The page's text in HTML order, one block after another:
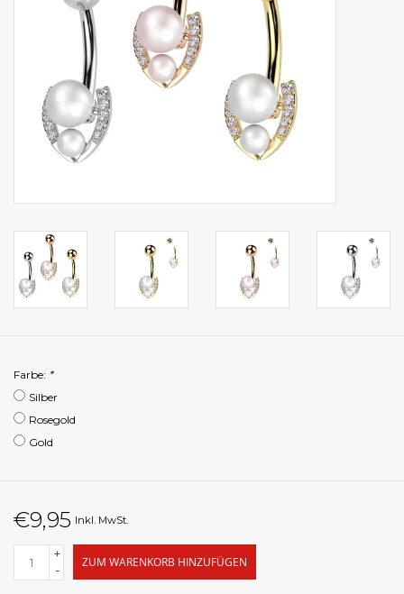
Farbe: *
Silber
Rosegold
Gold
€9,95 Inkl. MwSt.
+
-
ZUM WARENKORB HINZUFÜGEN